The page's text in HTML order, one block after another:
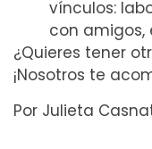
vínculos:
con amigos,
¿Quieres tener
¡Nosotros te
Por Julieta